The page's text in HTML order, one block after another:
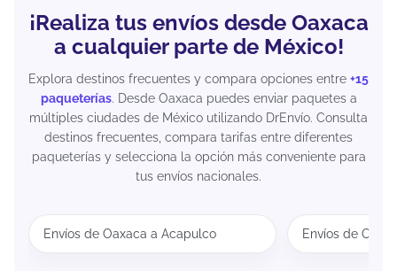
¡Realiza tus envíos desde Oaxaca
a cualquier parte de México!
Explora destinos frecuentes y compara opciones entre +15
paqueterías. Desde Oaxaca puedes enviar paquetes a
múltiples ciudades de México utilizando DrEnvío. Consulta
destinos frecuentes, compara tarifas entre diferentes
paqueterías y selecciona la opción más conveniente para
tus envíos nacionales.
Envíos de Oaxaca a Acapulco Envíos de